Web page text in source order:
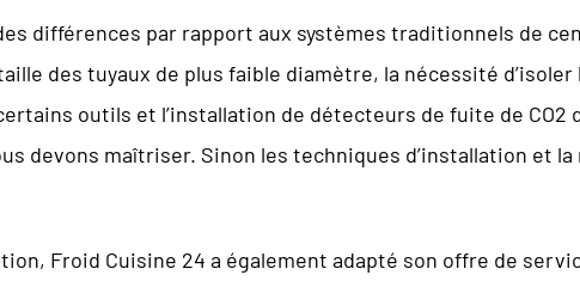
différences par rapport aux systèmes traditionnels de
des tuyaux de plus faible diamètre, la nécessité
outils et l’installation de détecteurs de fuite de
devons maîtriser. Sinon les techniques d’installation et
Froid Cuisine 24 a également adapté son offre de